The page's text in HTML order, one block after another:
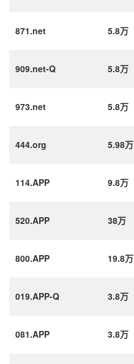
871.net 5.8万
909.net-Q 5.8万
973.net 5.8万
444.org 5.98万
114.APP 9.8万
520.APP 38万
800.APP 19.8万
019.APP-Q 3.8万
081.APP 3.8万